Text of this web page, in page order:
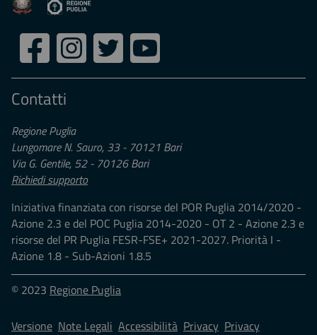
Seguici
Facebook InstagramTwitter
Contatti
Regione Puglia
Lungomare N. Sauro, 33 - 70121 Bari
Via G. Gentile, 52 - 70126 Bari
Richiedi supporto
Iniziativa finanziata con risorse del POR Puglia 2014/2020 -
Azione 2.3 e del POC Puglia 2014-2020 - OT 2 - Azione 2.3 e
risorse del PR Puglia FESR-FSE+ 2021-2027. Priorità I -
Azione 1.8 - Sub-Azioni 1.8.5
© 2023 Regione Puglia
Versione Note Legali Accessibilità Privacy Privacy